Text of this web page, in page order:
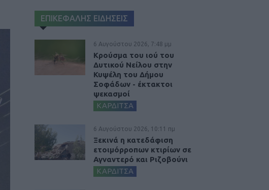
ΕΠΙΚΕΦΑΛΗΣ ΕΙΔΗΣΕΙΣ
6 Αυγούστου 2026, 7:48 μμ
Κρούσμα του ιού του
Δυτικού Νείλου στην
Κυψέλη του Δήμου
Σοφάδων - έκτακτοι
ψεκασμοί
ΚΑΡΔΙΤΣΑ
6 Αυγούστου 2026, 10:11 πμ
Ξεκινά η κατεδάφιση
ετοιμόρροπων κτιρίων σε
Αγναντερό και Ριζοβούνι
ΚΑΡΔΙΤΣΑ